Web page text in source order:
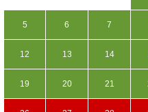
5 6 7
12 13 14
19 20 21